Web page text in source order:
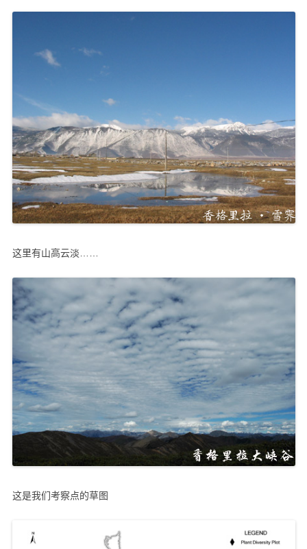
这里有山高云淡……
这是我们考察点的草图